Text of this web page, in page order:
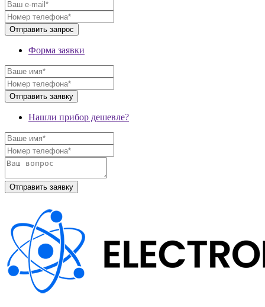
Форма заявки
Нашли прибор дешевле?